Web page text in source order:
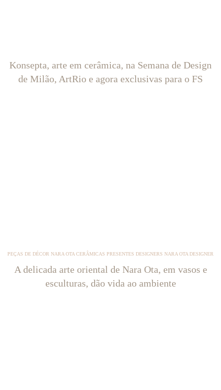
Konsepta, arte em cerâmica, na Semana de Design
de Milão, ArtRio e agora exclusivas para o FS
PEÇAS DE DÉCOR NARA OTA CERÂMICAS PRESENTES DESIGNERS NARA OTA DESIGNER
A delicada arte oriental de Nara Ota, em vasos e
esculturas, dão vida ao ambiente